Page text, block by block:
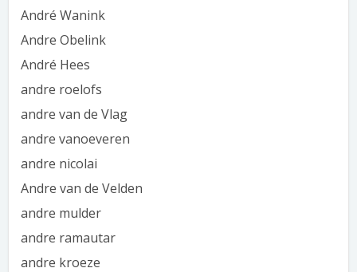
André Wanink
Andre Obelink
André Hees
andre roelofs
andre van de Vlag
andre vanoeveren
andre nicolai
Andre van de Velden
andre mulder
andre ramautar
andre kroeze